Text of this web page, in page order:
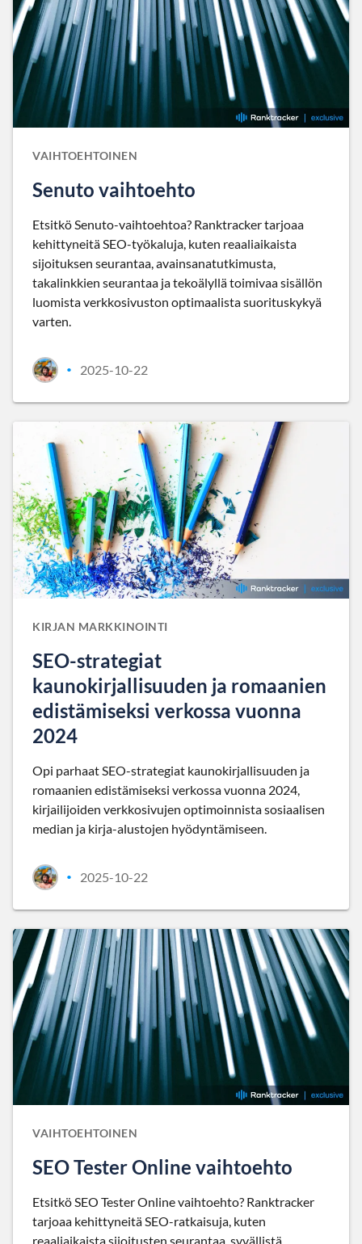
VAIHTOEHTOINEN
Senuto vaihtoehto
Etsitkö Senuto-vaihtoehtoa? Ranktracker tarjoaa
kehittyneitä SEO-työkaluja, kuten reaaliaikaista
sijoituksen seurantaa, avainsanatutkimusta,
takalinkkien seurantaa ja tekoälyllä toimivaa sisällön
luomista verkkosivuston optimaalista suorituskykyä
varten.
• 2025-10-22
KIRJAN MARKKINOINTI
SEO-strategiat
kaunokirjallisuuden ja romaanien
edistämiseksi verkossa vuonna
2024
Opi parhaat SEO-strategiat kaunokirjallisuuden ja
romaanien edistämiseksi verkossa vuonna 2024,
kirjailijoiden verkkosivujen optimoinnista sosiaalisen
median ja kirja-alustojen hyödyntämiseen.
• 2025-10-22
VAIHTOEHTOINEN
SEO Tester Online vaihtoehto
Etsitkö SEO Tester Online vaihtoehto? Ranktracker
tarjoaa kehittyneitä SEO-ratkaisuja, kuten
reaaliaikaista sijoitusten seurantaa, syvällistä